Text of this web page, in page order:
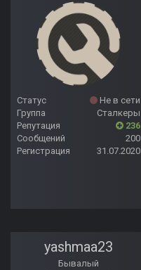
Статус
Не в сети
Группа
Сталкеры
Репутация
236
Сообщений
200
Регистрация
31.07.2020
yashmaa23
Бывалый